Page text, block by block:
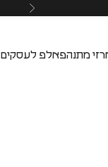
מתנהפאלפ לעסקים